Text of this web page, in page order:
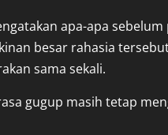
apa-apa sebelum
besar rahasia
sama sekali.
gugup masih tetap